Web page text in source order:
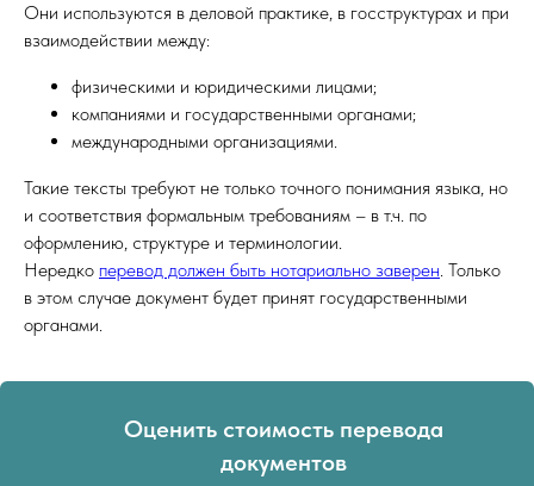
Они используются в деловой практике, в госструктурах и при
взаимодействии между:
физическими и юридическими лицами;
компаниями и государственными органами;
международными организациями.
Такие тексты требуют не только точного понимания языка, но
и соответствия формальным требованиям – в т.ч. по
оформлению, структуре и терминологии.
Нередко перевод должен быть нотариально заверен. Только
в этом случае документ будет принят государственными
органами.
Оценить стоимость перевода
документов